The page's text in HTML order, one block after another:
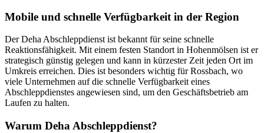
Mobile und schnelle Verfügbarkeit in der Region
Der Deha Abschleppdienst ist bekannt für seine schnelle
Reaktionsfähigkeit. Mit einem festen Standort in Hohenmölsen ist er
strategisch günstig gelegen und kann in kürzester Zeit jeden Ort im
Umkreis erreichen. Dies ist besonders wichtig für Rossbach, wo
viele Unternehmen auf die schnelle Verfügbarkeit eines
Abschleppdienstes angewiesen sind, um den Geschäftsbetrieb am
Laufen zu halten.
Warum Deha Abschleppdienst?